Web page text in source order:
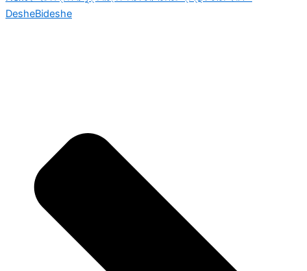
DesheBideshe